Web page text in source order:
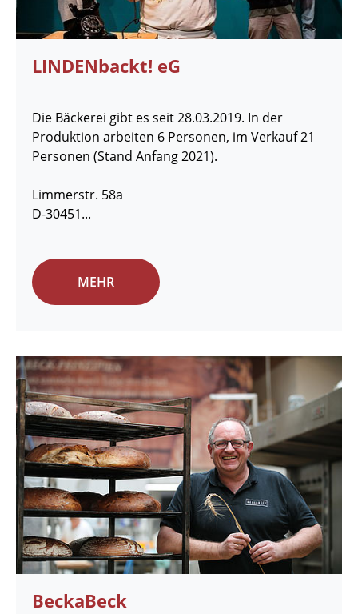
LINDENbackt! eG
Die Bäckerei gibt es seit 28.03.2019. In der
Produktion arbeiten 6 Personen, im Verkauf 21
Personen (Stand Anfang 2021).
Limmerstr. 58a
D-30451...
MEHR
BeckaBeck